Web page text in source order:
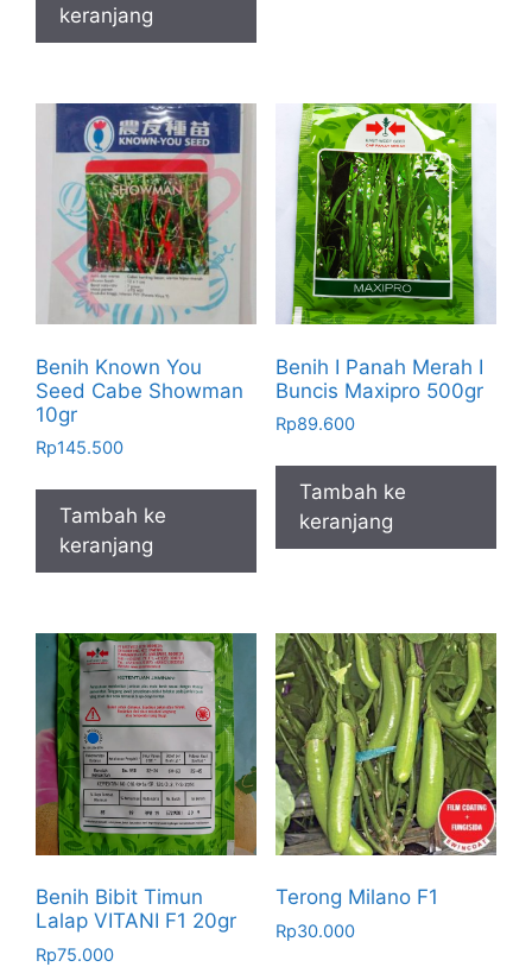
keranjang
Benih Known You
Seed Cabe Showman
10gr
Rp145.500
Tambah ke
keranjang
Benih I Panah Merah I
Buncis Maxipro 500gr
Rp89.600
Tambah ke
keranjang
Benih Bibit Timun
Lalap VITANI F1 20gr
Rp75.000
Terong Milano F1
Rp30.000